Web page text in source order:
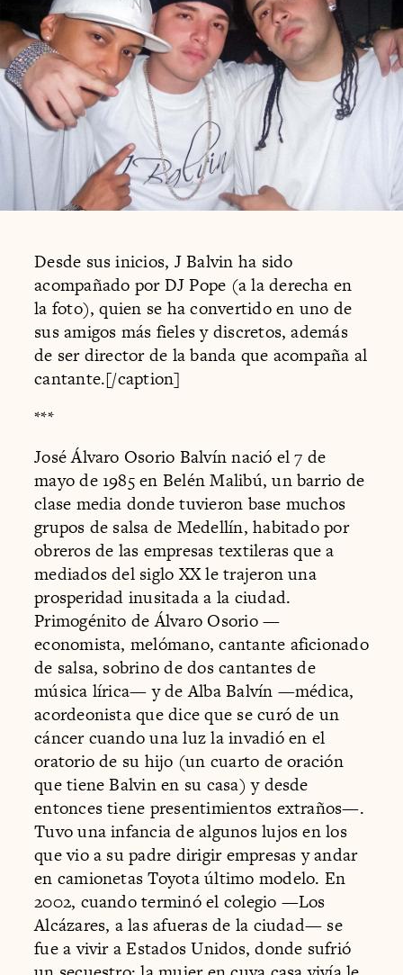
Desde sus inicios, J Balvin ha sido
acompañado por DJ Pope (a la derecha en
la foto), quien se ha convertido en uno de
sus amigos más fieles y discretos, además
de ser director de la banda que acompaña al
cantante.[/caption]
***
José Álvaro Osorio Balvín nació el 7 de
mayo de 1985 en Belén Malibú, un barrio de
clase media donde tuvieron base muchos
grupos de salsa de Medellín, habitado por
obreros de las empresas textileras que a
mediados del siglo XX le trajeron una
prosperidad inusitada a la ciudad.
Primogénito de Álvaro Osorio —
economista, melómano, cantante aficionado
de salsa, sobrino de dos cantantes de
música lírica— y de Alba Balvín —médica,
acordeonista que dice que se curó de un
cáncer cuando una luz la invadió en el
oratorio de su hijo (un cuarto de oración
que tiene Balvin en su casa) y desde
entonces tiene presentimientos extraños—.
Tuvo una infancia de algunos lujos en los
que vio a su padre dirigir empresas y andar
en camionetas Toyota último modelo. En
2002, cuando terminó el colegio —Los
Alcázares, a las afueras de la ciudad— se
fue a vivir a Estados Unidos, donde sufrió